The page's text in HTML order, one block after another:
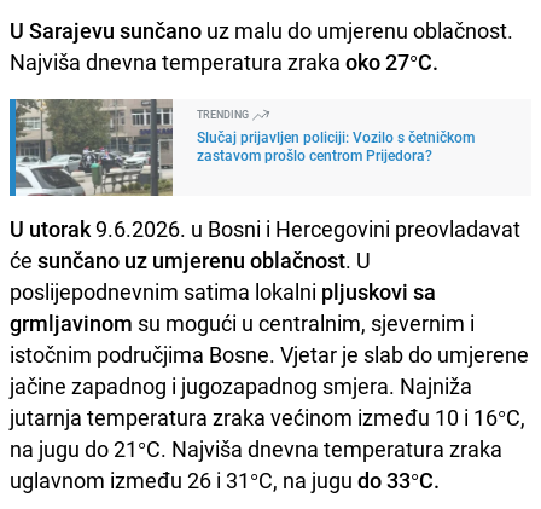
U Sarajevu sunčano uz malu do umjerenu oblačnost.
Najviša dnevna temperatura zraka oko 27°C.
TRENDING
Slučaj prijavljen policiji: Vozilo s četničkom
zastavom prošlo centrom Prijedora?
U utorak9.6.2026. u Bosni i Hercegovini preovladavat
će sunčano uz umjerenu oblačnost. U
poslijepodnevnim satima lokalni pljuskovi sa
grmljavinom su mogući u centralnim, sjevernim i
istočnim područjima Bosne. Vjetar je slab do umjerene
jačine zapadnog i jugozapadnog smjera. Najniža
jutarnja temperatura zraka većinom između 10 i 16°C,
na jugu do 21°C. Najviša dnevna temperatura zraka
uglavnom između 26 i 31°C, na jugu do 33°C.